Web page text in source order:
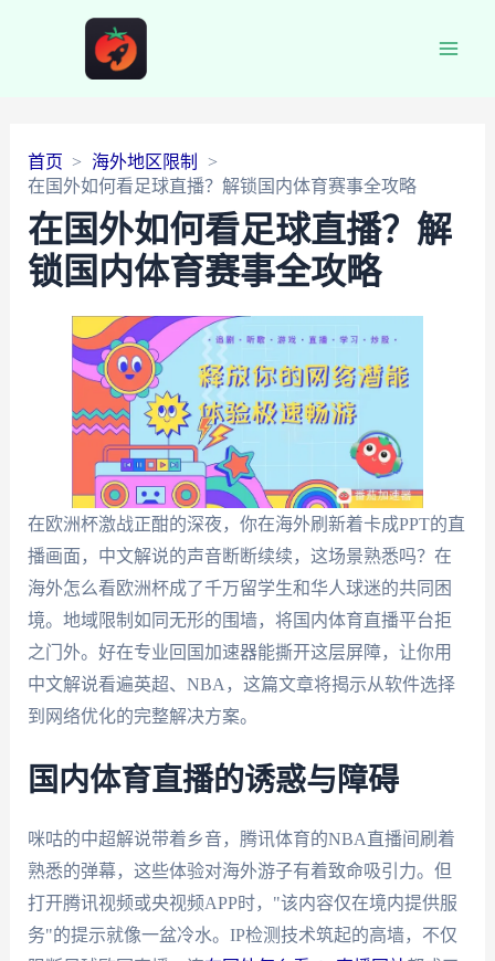
首页
海外地区限制
在国外如何看足球直播？解锁国内体育赛事全攻略
在国外如何看足球直播？解
锁国内体育赛事全攻略
在欧洲杯激战正酣的深夜，你在海外刷新着卡成PPT的直
播画面，中文解说的声音断断续续，这场景熟悉吗？在
海外怎么看欧洲杯成了千万留学生和华人球迷的共同困
境。地域限制如同无形的围墙，将国内体育直播平台拒
之门外。好在专业回国加速器能撕开这层屏障，让你用
中文解说看遍英超、NBA，这篇文章将揭示从软件选择
到网络优化的完整解决方案。
国内体育直播的诱惑与障碍
咪咕的中超解说带着乡音，腾讯体育的NBA直播间刷着
熟悉的弹幕，这些体验对海外游子有着致命吸引力。但
打开腾讯视频或央视频APP时，"该内容仅在境内提供服
务"的提示就像一盆冷水。IP检测技术筑起的高墙，不仅